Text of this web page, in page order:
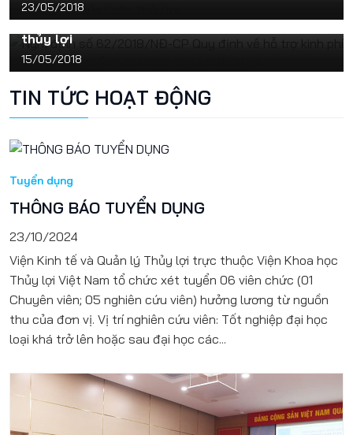
23/05/2018
Nghị định số 62/2018/NĐ-CP Quy định về hỗ trợ
kinh phí sử dụng sản phẩm, dịch vụ công ích
thủy lợi
15/05/2018
TIN TỨC HOẠT ĐỘNG
Tuyển dụng
THÔNG BÁO TUYỂN DỤNG
23/10/2024
Viện Kinh tế và Quản lý Thủy lợi trực thuộc Viện Khoa học
Thủy lợi Việt Nam tổ chức xét tuyển 06 viên chức (01
Chuyên viên; 05 nghiên cứu viên) hưởng lương từ nguồn
thu của đơn vị. Vị trí nghiên cứu viên: Tốt nghiệp đại học
loại khá trở lên hoặc sau đại học các...